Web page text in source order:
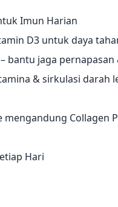
Imun Harian
D3 untuk daya
bantu jaga
& sirkulasi darah
mengandung Collagen
Hari